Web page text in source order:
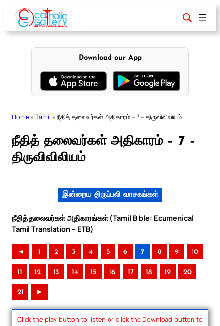
content
Download our App
Home » Tamil » நீதித் தலைவர்கள் அதிகாரம் – 7 – திருவிவிலியம்
நீதித் தலைவர்கள் அதிகாரம் – 7 –
திருவிவிலியம்
இன்றைய திருப்பலி வாசகங்கள்
நீதித் தலைவர்கள் அதிகாரங்கள் (Tamil Bible: Ecumenical
Tamil Translation – ETB)
◄ 1 2 3 4 5 6 7 8 9 10
11 12 13 14 15 16 17 18 19 20
21 ►
Click the play button to listen or click the Download button to